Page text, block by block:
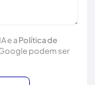
e aPolítica de
podem ser